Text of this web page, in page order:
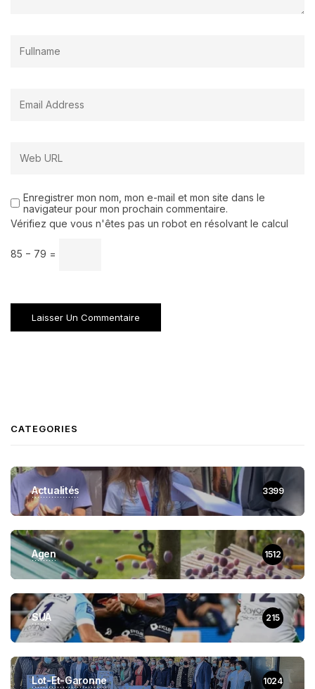
Enregistrer mon nom, mon e-mail et mon site dans le
navigateur pour mon prochain commentaire.
Vérifiez que vous n'êtes pas un robot en résolvant le calcul
85 − 79 =
CATEGORIES
Actualités 3399
Agen 1512
SUA 215
Lot-Et-Garonne 1024